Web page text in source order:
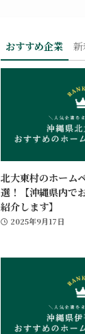
おすすめ企業
北大東村のホーム
選！【沖縄県内で
紹介します】
2025年9月17日